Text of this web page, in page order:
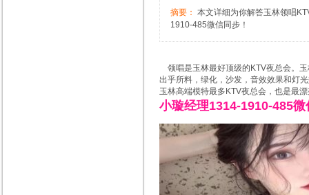
摘要： 本文详细为你解答玉林领唱
1910-485微信同步！
领唱是玉林最好顶级的KTV夜总会。
出乎所料，绿化，沙发，音效效果和灯
玉林高端模特最多KTV夜总会，也是最
小璇经理1314-1910-485微